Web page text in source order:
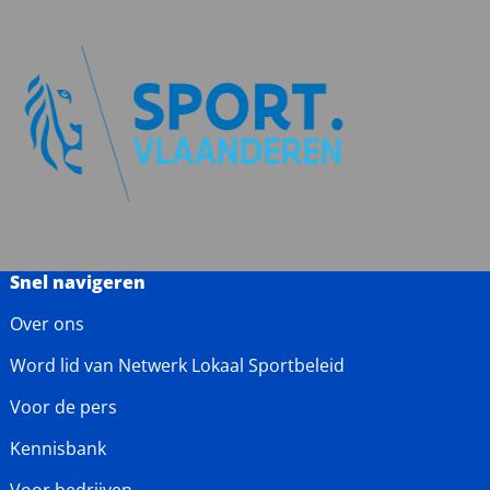
Snel navigeren
Over ons
Word lid van Netwerk Lokaal Sportbeleid
Voor de pers
Kennisbank